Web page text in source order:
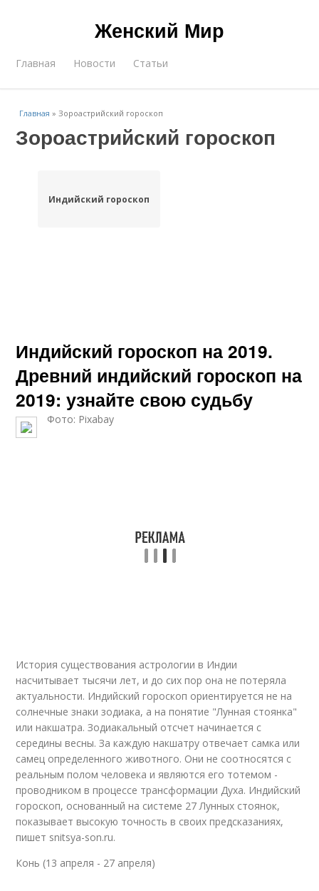
Женский Мир
Главная Новости Статьи
Главная »Зороастрийский гороскоп
Зороастрийский гороскоп
Индийский гороскоп
Индийский гороскоп на 2019.
Древний индийский гороскоп на
2019: узнайте свою судьбу
Фото: Pixabay
История существования астрологии в Индии
насчитывает тысячи лет, и до сих пор она не потеряла
актуальности. Индийский гороскоп ориентируется не на
солнечные знаки зодиака, а на понятие "Лунная стоянка"
или накшатра. Зодиакальный отсчет начинается с
середины весны. За каждую накшатру отвечает самка или
самец определенного животного. Они не соотносятся с
реальным полом человека и являются его тотемом -
проводником в процессе трансформации Духа. Индийский
гороскоп, основанный на системе 27 Лунных стоянок,
показывает высокую точность в своих предсказаниях,
пишет snitsya-son.ru.
Конь (13 апреля - 27 апреля)